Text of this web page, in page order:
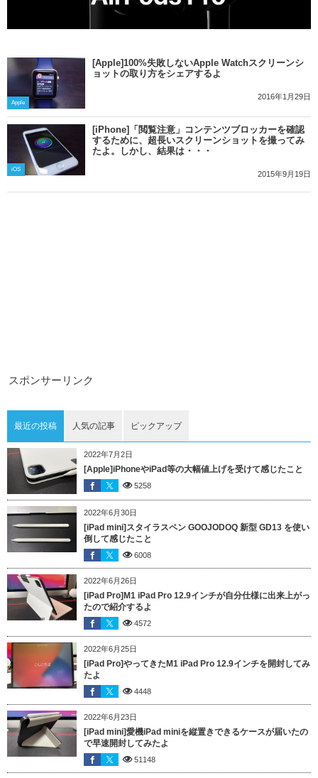
Apple
[Apple]100%失敗しないApple Watchスクリーンシ
ョットの取り方をシェアするよ
2016年1月29日
iOS
[iPhone]「閲覧注意」コンテンツブロッカーを確認
するために、超長いスクリーンショットを撮ってみ
たよ。しかし、結果は・・・
2015年9月19日
スポンサーリンク
最近の投稿 人気の記事 ピックアップ
2022年7月2日
[Apple]iPhoneやiPad等の大幅値上げを受けて感じたこと
5258
2022年6月30日
[iPad mini]スタイラスペン GOOJODOQ 新型 GD13 を使い
倒して感じたこと
6008
2022年6月26日
[iPad Pro]M1 iPad Pro 12.9インチが自分仕様に出来上がっ
たので紹介するよ
4572
2022年6月25日
[iPad Pro]やってきたM1 iPad Pro 12.9インチを開封してみ
たよ
4448
2022年6月23日
[iPad mini]愛機iPad miniを縦置きできるケースが届いたの
で早速開封してみたよ
51148